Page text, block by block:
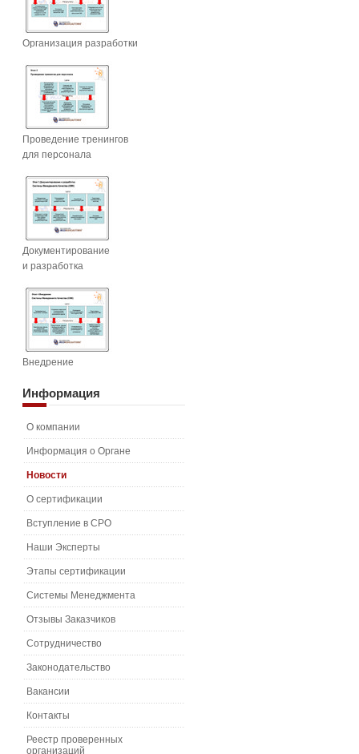
Организация разработки
Проведение тренингов
для персонала
Документирование
и разработка
Внедрение
Информация
О компании
Информация о Органе
Новости
О сертификации
Вступление в СРО
Наши Эксперты
Этапы сертификации
Системы Менеджмента
Отзывы Заказчиков
Сотрудничество
Законодательство
Вакансии
Контакты
Реестр проверенных
организаций